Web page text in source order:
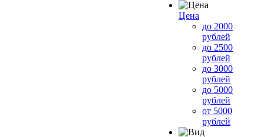
Цена
до 2000
рублей
до 2500
рублей
до 3000
рублей
до 5000
рублей
от 5000
рублей